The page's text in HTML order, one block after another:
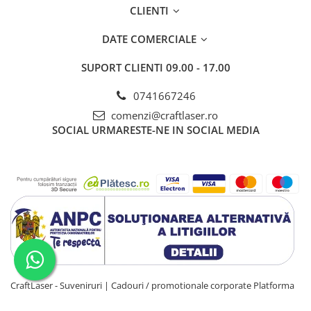
chiar au ceva de spus.
CLIENTI
DATE COMERCIALE
SUPORT CLIENTI 09.00 - 17.00
0741667246
comenzi@craftlaser.ro
SOCIAL URMARESTE-NE IN SOCIAL MEDIA
CraftLaser - Suveniruri | Cadouri / promotionale corporate Platforma